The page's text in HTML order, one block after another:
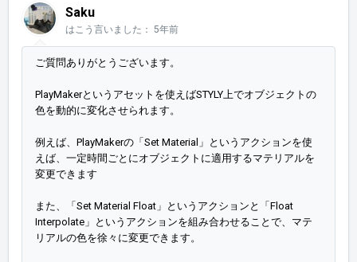
Saku
はこう言いました： 5年前
ご質問ありがとうございます。
PlayMakerというアセットを使えばSTYLY上でオブジェクトの
色を動的に変化させられます。
例えば、PlayMakerの「Set Material」というアクションを使
えば、一定時間ごとにオブジェクトに適用するマテリアルを
変更できます
また、「Set Material Float」というアクションと「Float
Interpolate」というアクションを組み合わせることで、マテ
リアルの色を徐々に変更できます。